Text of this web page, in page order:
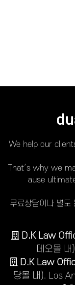
We help our
That’s why we
ause
무료상담이나 별도
D.K Law
데오몰
D.K Law
당몰 내). Los